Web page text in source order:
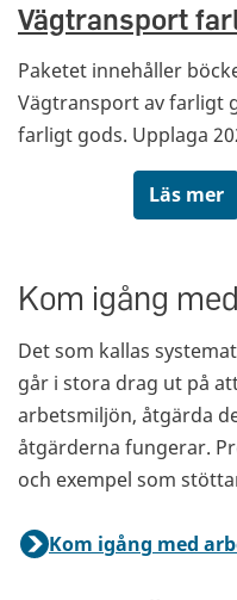
Vägtransport
Paketet innehåller
Vägtransport av farligt
farligt gods. Upplaga
Läs mer
Kom igång
Det som kallas
går i stora drag ut på
arbetsmiljön, åtgärda
åtgärderna fungerar.
och exempel som
Kom igång med